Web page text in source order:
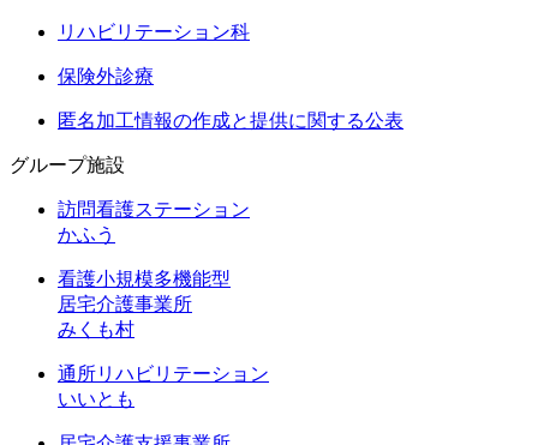
リハビリテーション科
保険外診療
匿名加工情報の作成と提供に関する公表
グループ施設
訪問看護ステーション
かふう
看護小規模多機能型
居宅介護事業所
みくも村
通所リハビリテーション
いいとも